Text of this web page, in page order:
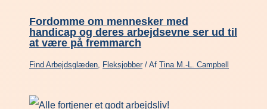
Fordomme om mennesker med
handicap og deres arbejdsevne ser ud til
at være på fremmarch
Find Arbejdsglæden Fleksjobber/ AfTina M.-L. Campbell